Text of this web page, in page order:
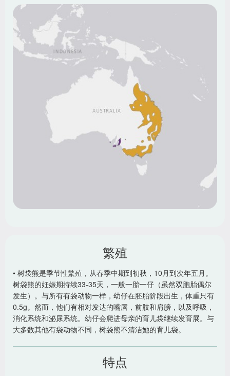
繁殖
• 树袋熊是季节性繁殖，从春季中期到初秋，10月到次年五月。
树袋熊的妊娠期持续33-35天，一般一胎一仔（虽然双胞胎偶尔
发生）。与所有有袋动物一样，幼仔在胚胎阶段出生，体重只有
0.5g。然而，他们有相对发达的嘴唇，前肢和肩膀，以及呼吸，
消化系统和泌尿系统。幼仔会爬进母亲的育儿袋继续发育展。与
大多数其他有袋动物不同，树袋熊不清洁她的育儿袋。
特点